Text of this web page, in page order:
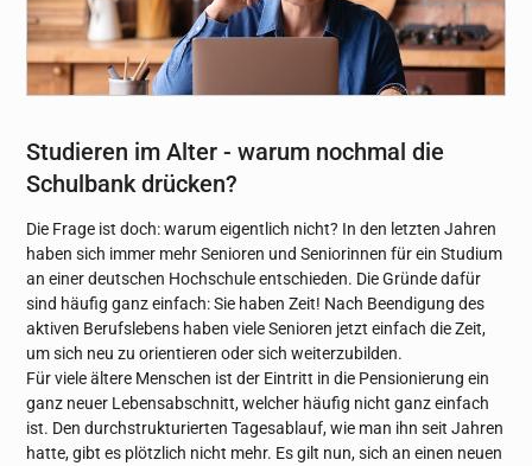
Studieren im Alter - warum nochmal die
Schulbank drücken?
Die Frage ist doch: warum eigentlich nicht? In den letzten Jahren
haben sich immer mehr Senioren und Seniorinnen für ein Studium
an einer deutschen Hochschule entschieden. Die Gründe dafür
sind häufig ganz einfach: Sie haben Zeit! Nach Beendigung des
aktiven Berufslebens haben viele Senioren jetzt einfach die Zeit,
um sich neu zu orientieren oder sich weiterzubilden.
Für viele ältere Menschen ist der Eintritt in die Pensionierung ein
ganz neuer Lebensabschnitt, welcher häufig nicht ganz einfach
ist. Den durchstrukturierten Tagesablauf, wie man ihn seit Jahren
hatte, gibt es plötzlich nicht mehr. Es gilt nun, sich an einen neuen